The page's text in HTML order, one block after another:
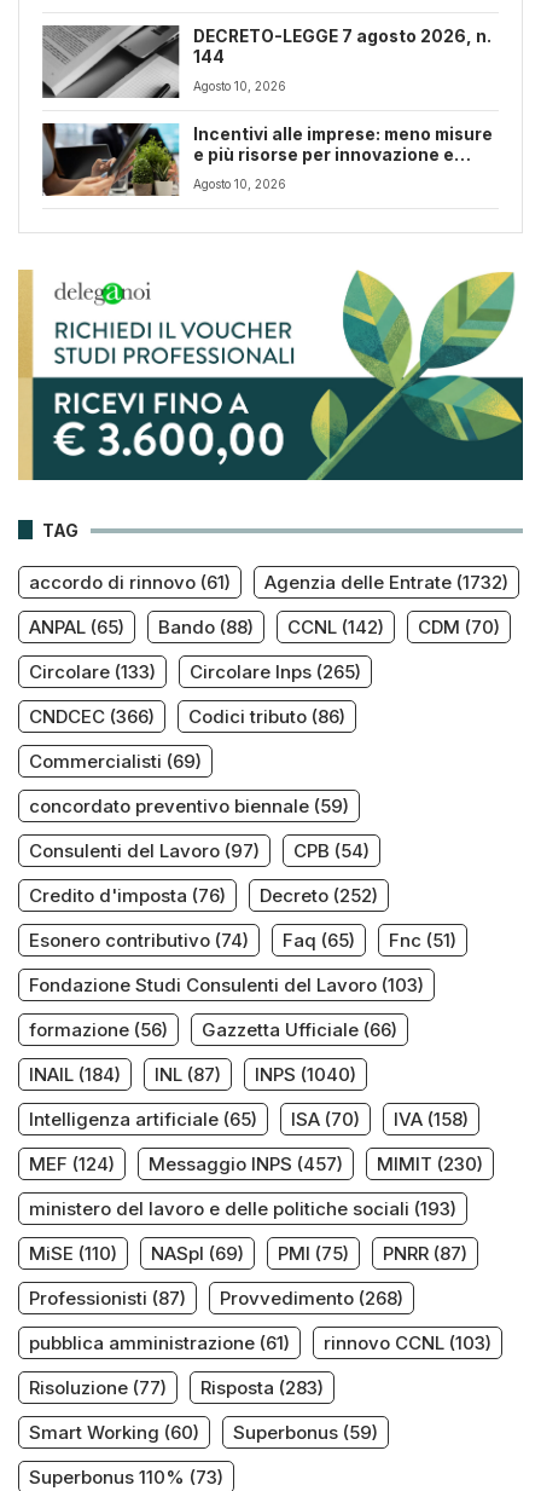
DECRETO-LEGGE 7 agosto 2026, n.
144
Agosto 10, 2026
Incentivi alle imprese: meno misure
e più risorse per innovazione e
transizione digitale
Agosto 10, 2026
TAG
accordo di rinnovo (61) Agenzia delle Entrate (1732)
ANPAL (65) Bando (88) CCNL (142) CDM (70)
Circolare (133) Circolare Inps (265)
CNDCEC (366) Codici tributo (86)
Commercialisti (69)
concordato preventivo biennale (59)
Consulenti del Lavoro (97) CPB (54)
Credito d'imposta (76) Decreto (252)
Esonero contributivo (74) Faq (65) Fnc (51)
Fondazione Studi Consulenti del Lavoro (103)
formazione (56) Gazzetta Ufficiale (66)
INAIL (184) INL (87) INPS (1040)
Intelligenza artificiale (65) ISA (70) IVA (158)
MEF (124) Messaggio INPS (457) MIMIT (230)
ministero del lavoro e delle politiche sociali (193)
MiSE (110) NASpI (69) PMI (75) PNRR (87)
Professionisti (87) Provvedimento (268)
pubblica amministrazione (61) rinnovo CCNL (103)
Risoluzione (77) Risposta (283)
Smart Working (60) Superbonus (59)
Superbonus 110% (73)